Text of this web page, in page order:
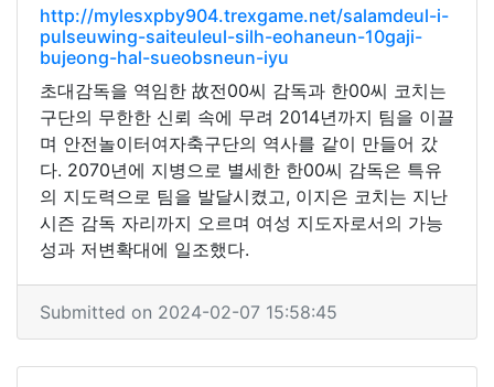
http://mylesxpby904.trexgame.net/salamdeul-i-
pulseuwing-saiteuleul-silh-eohaneun-10gaji-
bujeong-hal-sueobsneun-iyu
초대감독을 역임한 故전00씨 감독과 한00씨 코치는
구단의 무한한 신뢰 속에 무려 2014년까지 팀을 이끌
며 안전놀이터여자축구단의 역사를 같이 만들어 갔
다. 2070년에 지병으로 별세한 한00씨 감독은 특유
의 지도력으로 팀을 발달시켰고, 이지은 코치는 지난
시즌 감독 자리까지 오르며 여성 지도자로서의 가능
성과 저변확대에 일조했다.
Submitted on 2024-02-07 15:58:45